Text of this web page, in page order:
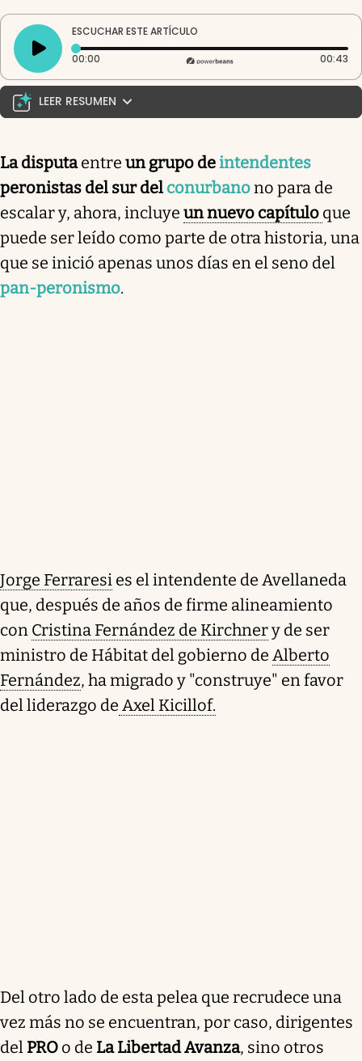
ESCUCHAR ESTE ARTÍCULO
00:00 Tiempo transcurrido: 0 segundos 00:43
LEER RESUMEN
enfrentamiento con nuevos condimentos. La
rivalidad entre intendentes del sur del conurbano
argentino, especialmente Jorge Ferraresi de
Avellaneda y sus colegas de Quilmes y Lanús, se
intensifica. Ferraresi, antes alineado con Cristina
Fernández, ahora apoya a Axel Kicillof, lo que ha
desatado tensiones. En este contexto, el movimiento
"Derecho al Futuro" reavivó el conflicto, ya que
La disputaentre un grupo deintendentes
peronistas del sur del conurbanono para de
escalar y, ahora, incluye un nuevo capítulo que
puede ser leído como parte de otra historia, una
que se inició apenas unos días en el seno del
pan-peronismo.
Jorge Ferraresi es el intendente de Avellaneda
que, después de años de firme alineamiento
con Cristina Fernández de Kirchnery de ser
ministro de Hábitat del gobierno de Alberto
Fernández, ha migrado y "construye" en favor
del liderazgo de Axel Kicillof.
Del otro lado de esta pelea que recrudece una
vez más no se encuentran, por caso, dirigentes
del PRO o de La Libertad Avanza, sino otros